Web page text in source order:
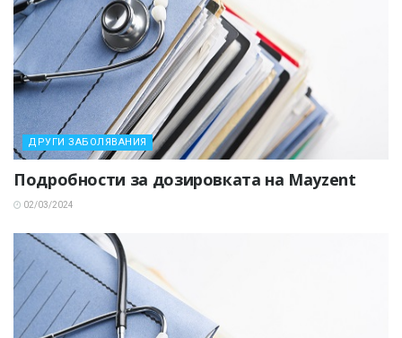
ДРУГИ ЗАБОЛЯВАНИЯ
Подробности за дозировката на Mayzent
02/03/2024